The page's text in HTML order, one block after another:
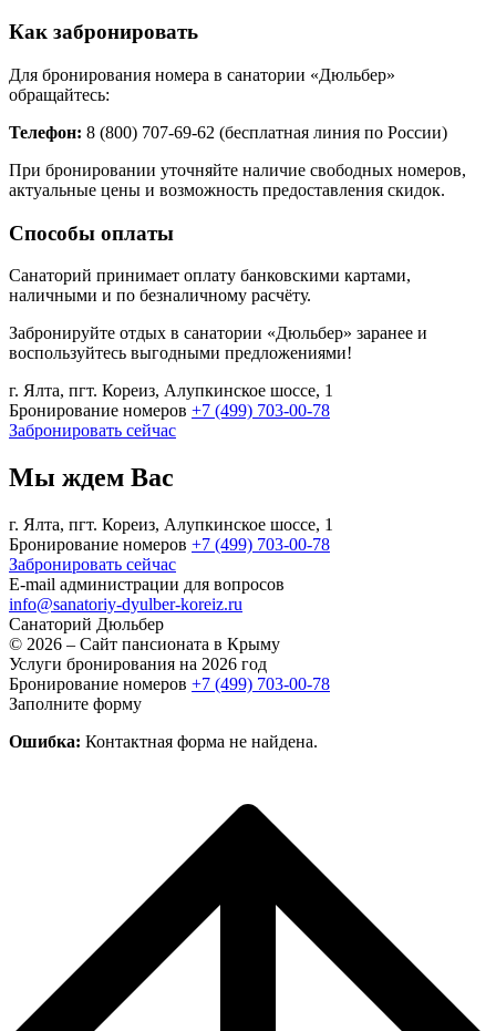
Как забронировать
Для бронирования номера в санатории «Дюльбер»
обращайтесь:
Телефон: 8 (800) 707-69-62 (бесплатная линия по России)
При бронировании уточняйте наличие свободных номеров,
актуальные цены и возможность предоставления скидок.
Способы оплаты
Санаторий принимает оплату банковскими картами,
наличными и по безналичному расчёту.
Забронируйте отдых в санатории «Дюльбер» заранее и
воспользуйтесь выгодными предложениями!
г. Ялта, пгт. Кореиз, Алупкинское шоссе, 1
Бронирование номеров +7 (499) 703-00-78
Забронировать сейчас
Мы ждем Вас
г. Ялта, пгт. Кореиз, Алупкинское шоссе, 1
Бронирование номеров +7 (499) 703-00-78
Забронировать сейчас
E-mail администрации для вопросов
info@sanatoriy-dyulber-koreiz.ru
Санаторий Дюльбер
© 2026 – Сайт пансионата в Крыму
Услуги бронирования на 2026 год
Бронирование номеров +7 (499) 703-00-78
Заполните форму
Ошибка: Контактная форма не найдена.